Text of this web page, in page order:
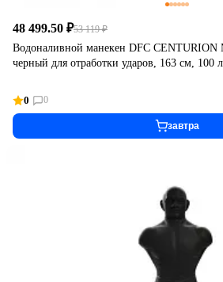
48 499.50 ₽53 119 ₽
Водоналивной манекен DFC CENTURION
черный для отработки ударов, 163 см, 100 л
0 0
завтра